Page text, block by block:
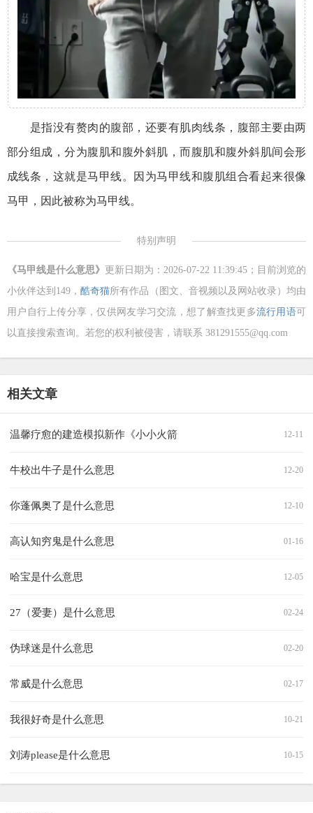
是指没有赘肉的腹部，还要有肌肉线条，腹部主要由两
部分组成，分为腹肌和腹外斜肌，而腹肌和腹外斜肌间会形
成线条，这就是马甲线。因为马甲线和腹肌组合看起来很像
马甲，因此被称为马甲线。
特别声明
《马甲线是什么意思》 更新日期为：2026-07-22 11:39:45；目前浏览的
小伙伴达到 149，酷奇猫 所有作品（图文、音视频以及网站收录）均由
用户自行上传分享，仅供网友学习交流，想了解查找更多流行用语可
以直接搜索查询。若您的权利被侵害，请联系 381291555@qq.com
相关文章
12-11
温馨疗愈的建造模拟新作《小小火箭
12-20
牛校出牛子是什么意思
12-10
你蓬佩奥了是什么意思
01-16
高认知穷鬼是什么意思
12-05
哈宝是什么意思
02-24
27（爱妻）是什么意思
02-20
伪球迷是什么意思
02-17
常威是什么意思
10-21
我很好奇是什么意思
10-15
刘涛please是什么意思